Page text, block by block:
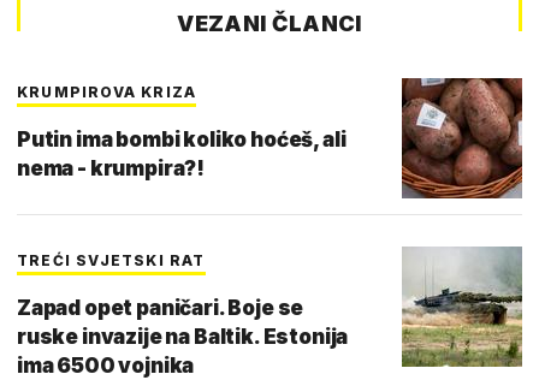
VEZANI ČLANCI
KRUMPIROVA KRIZA
Putin ima bombi koliko hoćeš, ali
nema - krumpira?!
TREĆI SVJETSKI RAT
Zapad opet paničari. Boje se
ruske invazije na Baltik. Estonija
ima 6500 vojnika